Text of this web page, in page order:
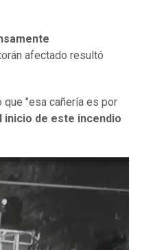
afectado resultó
"esa cañería es por
inicio de este incendio